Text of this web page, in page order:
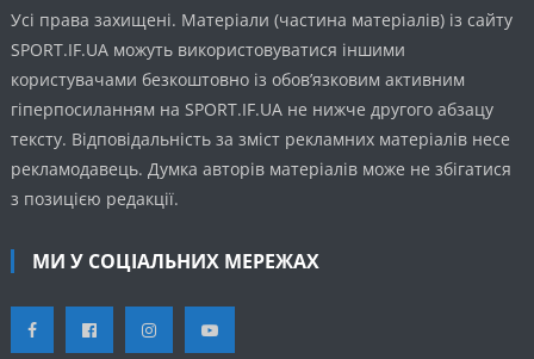
Усі права захищені. Матеріали (частина матеріалів) із сайту
SPORT.IF.UA можуть використовуватися іншими
користувачами безкоштовно із обов’язковим активним
гіперпосиланням на SPORT.IF.UA не нижче другого абзацу
тексту. Відповідальність за зміст рекламних матеріалів несе
рекламодавець. Думка авторів матеріалів може не збігатися
з позицією редакції.
МИ У СОЦІАЛЬНИХ МЕРЕЖАХ